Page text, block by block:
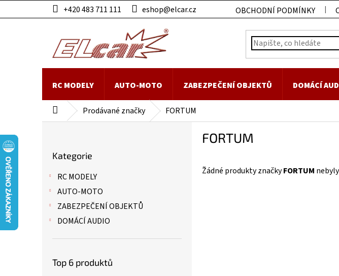
na
+420 483 711 111 eshop@elcar.cz OBCHODNÍ PODMÍNKY
RC MODELY AUTO-MOTO ZABEZPEČENÍ OBJEKTŮ DOMÁCÍ
Domů Prodávané značky FORTUM
kategorie
Kategorie
RC MODELY
AUTO-MOTO
ZABEZPEČENÍ OBJEKTŮ
DOMÁCÍ AUDIO
Top 6 produktů
FORTUM
Žádné produkty značkyFORTUM